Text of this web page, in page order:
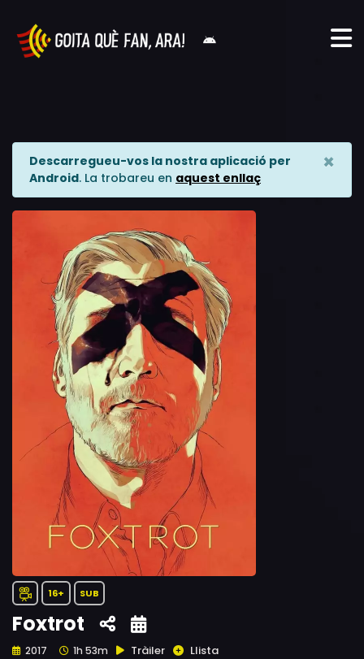
Descarregueu-vos la nostra aplicació per
Android. La trobareu en aquest enllaç
×
16+ SUB
Foxtrot
2017 1h 53m Tràiler Llista